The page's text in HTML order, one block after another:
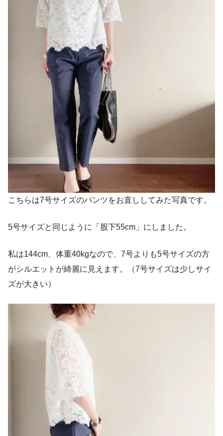
こちらは7号サイズのパンツをお直ししてみた写真です。
5号サイズと同じように「股下55cm」にしました。
私は144cm、体重40kgなので、7号よりも5号サイズの方
がシルエットが綺麗に見えます。（7号サイズは少しサイ
ズが大きい）